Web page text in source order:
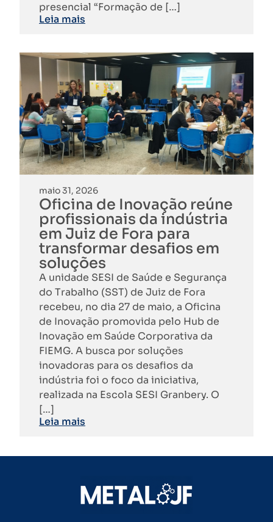
presencial “Formação de […]
Leia mais
maio 31, 2026
Oficina de Inovação reúne
profissionais da indústria
em Juiz de Fora para
transformar desafios em
soluções
A unidade SESI de Saúde e Segurança
do Trabalho (SST) de Juiz de Fora
recebeu, no dia 27 de maio, a Oficina
de Inovação promovida pelo Hub de
Inovação em Saúde Corporativa da
FIEMG. A busca por soluções
inovadoras para os desafios da
indústria foi o foco da iniciativa,
realizada na Escola SESI Granbery. O
[…]
Leia mais